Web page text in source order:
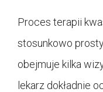
Proces terapii
stosunkowo
obejmuje kilka
lekarz dokładnie